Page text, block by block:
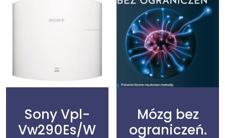
Sony Vpl-
Vw290Es/W
Mózg bez
ograniczeń.